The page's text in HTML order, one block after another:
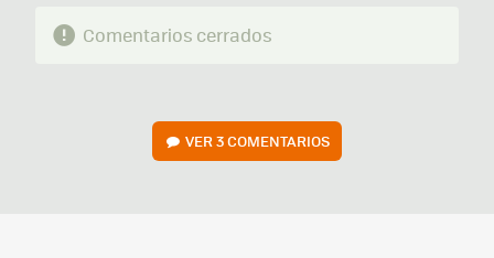
Comentarios cerrados
VER3 COMENTARIOS